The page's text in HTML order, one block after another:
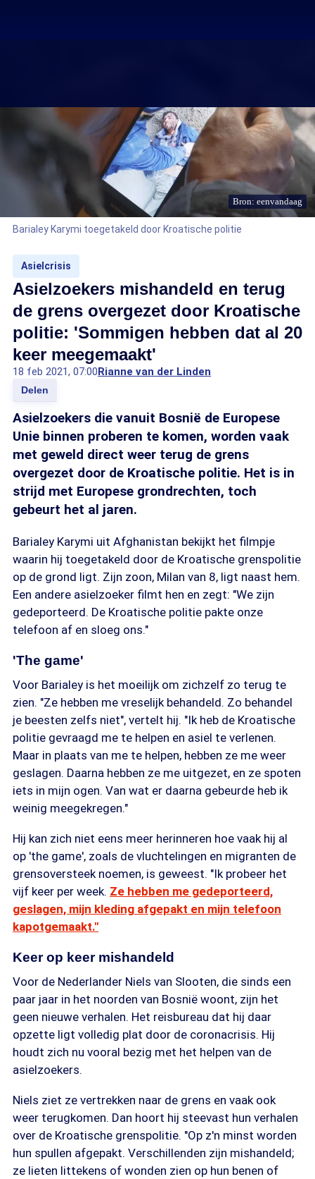
Bron: eenvandaag
Barialey Karymi toegetakeld door Kroatische politie
Asielcrisis
Asielzoekers mishandeld en terug
de grens overgezet door Kroatische
politie: 'Sommigen hebben dat al 20
keer meegemaakt'
18 feb 2021, 07:00Rianne van der Linden
Delen
Asielzoekers die vanuit Bosnië de Europese
Unie binnen proberen te komen, worden vaak
met geweld direct weer terug de grens
overgezet door de Kroatische politie. Het is in
strijd met Europese grondrechten, toch
gebeurt het al jaren.
Barialey Karymi uit Afghanistan bekijkt het filmpje
waarin hij toegetakeld door de Kroatische grenspolitie
op de grond ligt. Zijn zoon, Milan van 8, ligt naast hem.
Een andere asielzoeker filmt hen en zegt: "We zijn
gedeporteerd. De Kroatische politie pakte onze
telefoon af en sloeg ons."
'The game'
Voor Barialey is het moeilijk om zichzelf zo terug te
zien. "Ze hebben me vreselijk behandeld. Zo behandel
je beesten zelfs niet", vertelt hij. "Ik heb de Kroatische
politie gevraagd me te helpen en asiel te verlenen.
Maar in plaats van me te helpen, hebben ze me weer
geslagen. Daarna hebben ze me uitgezet, en ze spoten
iets in mijn ogen. Van wat er daarna gebeurde heb ik
weinig meegekregen."
Hij kan zich niet eens meer herinneren hoe vaak hij al
op 'the game', zoals de vluchtelingen en migranten de
grensoversteek noemen, is geweest. "Ik probeer het
vijf keer per week. Ze hebben me gedeporteerd,
geslagen, mijn kleding afgepakt en mijn telefoon
kapotgemaakt."
Keer op keer mishandeld
Voor de Nederlander Niels van Slooten, die sinds een
paar jaar in het noorden van Bosnië woont, zijn het
geen nieuwe verhalen. Het reisbureau dat hij daar
opzette ligt volledig plat door de coronacrisis. Hij
houdt zich nu vooral bezig met het helpen van de
asielzoekers.
Niels ziet ze vertrekken naar de grens en vaak ook
weer terugkomen. Dan hoort hij steevast hun verhalen
over de Kroatische grenspolitie. "Op z'n minst worden
hun spullen afgepakt. Verschillenden zijn mishandeld;
ze lieten littekens of wonden zien op hun benen of